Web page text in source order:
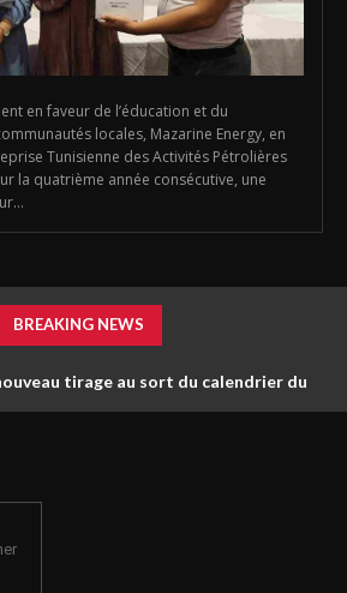
en faveur de l’éducation et du
locales, Mazarine Energy, en
Tunisienne des Activités Pétrolières
la quatrième année consécutive, une
BREAKING NEWS
tirage au sort du calendrier du